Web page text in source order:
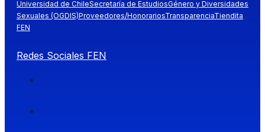
Universidad de ChileSecretaría de EstudiosGénero y Diversidades
Sexuales (OGDIS)Proveedores/HonorariosTransparenciaTiendita
FEN
Redes Sociales FEN